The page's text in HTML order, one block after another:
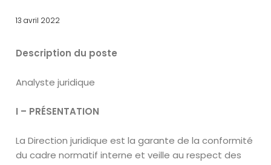
13 avril 2022
Description du poste
Analyste juridique
I – PRÉSENTATION
La Direction juridique est la garante de la conformité
du cadre normatif interne et veille au respect des